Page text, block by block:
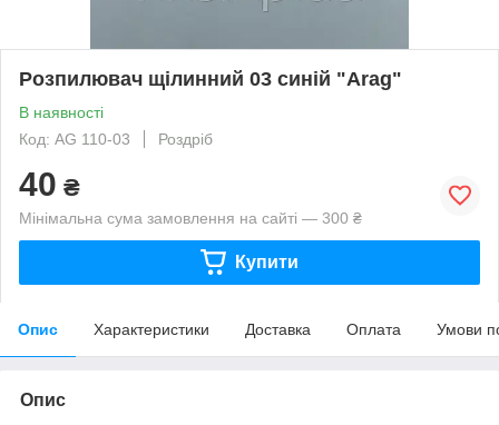
Розпилювач щілинний 03 синій "Arag"
В наявності
Код: AG 110-03
Роздріб
40 ₴
Мінімальна сума замовлення на сайті — 300 ₴
Купити
Опис Характеристики Доставка Оплата Умови
Опис